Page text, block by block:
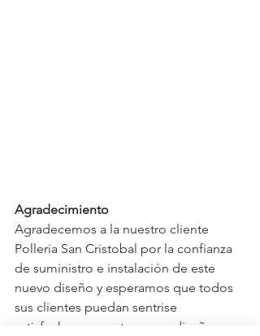
Agradecimiento
Agradecemos a la nuestro cliente
Polleria San Cristobal por la confianza
de suministro e instalación de este
nuevo diseño y esperamos que todos
sus clientes puedan sentrise
satisfechos con este nuevo diseños...